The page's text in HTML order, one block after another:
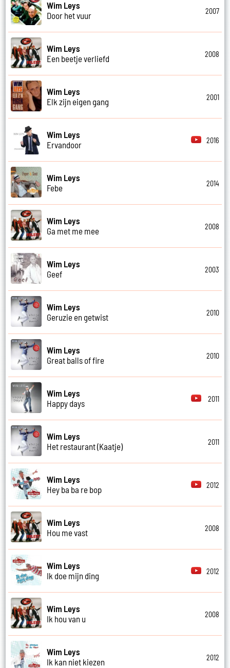
Wim Leys
Door het vuur
2007
Wim Leys
Een beetje verliefd
2008
Wim Leys
Elk zijn eigen gang
2001
Wim Leys
Ervandoor
2016
Wim Leys
Febe
2014
Wim Leys
Ga met me mee
2008
Wim Leys
Geef
2003
Wim Leys
Geruzie en getwist
2010
Wim Leys
Great balls of fire
2010
Wim Leys
Happy days
2011
Wim Leys
Het restaurant (Kaatje)
2011
Wim Leys
Hey ba ba re bop
2012
Wim Leys
Hou me vast
2008
Wim Leys
Ik doe mijn ding
2012
Wim Leys
Ik hou van u
2008
Wim Leys
Ik kan niet kiezen
2012